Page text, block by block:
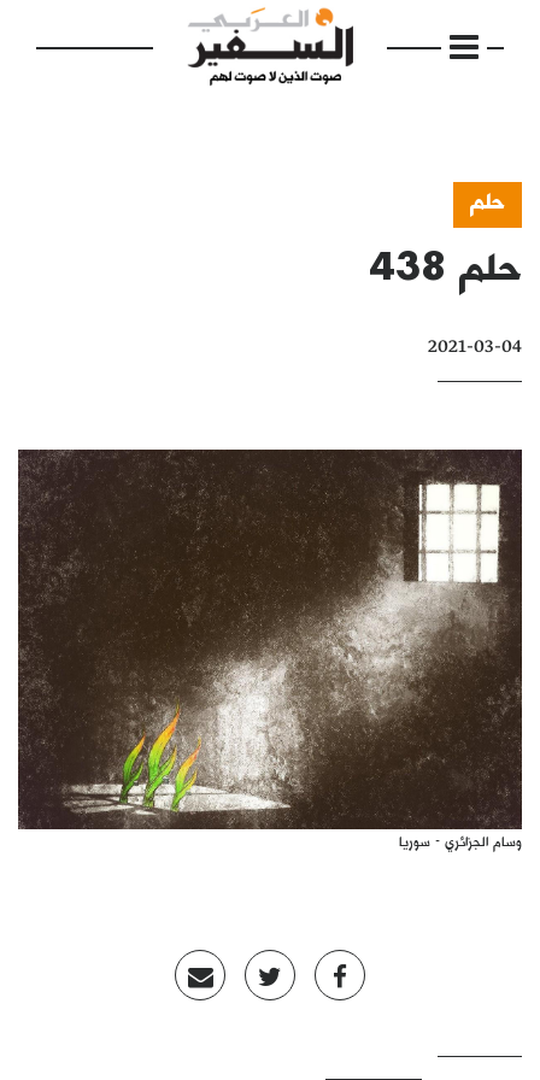
الرئيسية
إفتتاحية
دفاتر
بالصورة
كتّابنا
الأرشيف
حلم
حلم 438
2021-03-04
وسام الجزائري - سوريا